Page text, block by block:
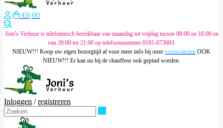
€0,00
Joni's Verhuur is telefoninsch bereikbaar van maandag tot vrijdag tussen 08:00 en 16:00 en
van 20:00 tot 21:00 op telefoonnummer 0181-673603.
NIEUW!!! Koop uw eigen bezorgtijd af voor meer info bij onze voorwaarden OOK
NIEUW!!! Er kan nu bij de chauffeur ook gepind worden.
Inloggen /registreren